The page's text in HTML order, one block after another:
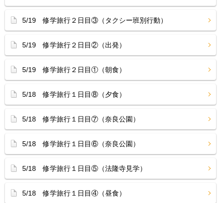
5/19 修学旅行２日目③（タクシー班別行動）
5/19 修学旅行２日目②（出発）
5/19 修学旅行２日目①（朝食）
5/18 修学旅行１日目⑧（夕食）
5/18 修学旅行１日目⑦（奈良公園）
5/18 修学旅行１日目⑥（奈良公園）
5/18 修学旅行１日目⑤（法隆寺見学）
5/18 修学旅行１日目④（昼食）